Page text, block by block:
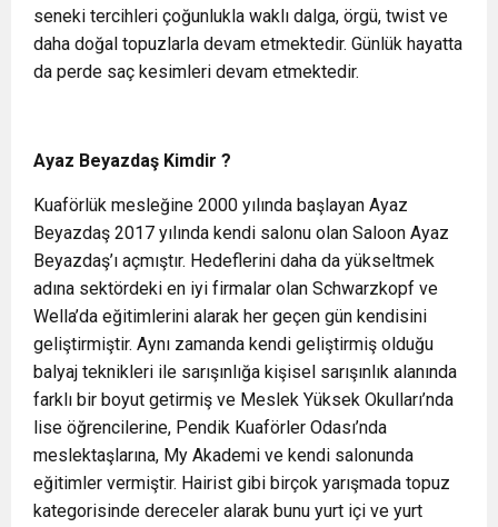
seneki tercihleri çoğunlukla waklı dalga, örgü, twist ve
daha doğal topuzlarla devam etmektedir. Günlük hayatta
da perde saç kesimleri devam etmektedir.
Ayaz Beyazdaş Kimdir ?
Kuaförlük mesleğine 2000 yılında başlayan Ayaz
Beyazdaş 2017 yılında kendi salonu olan Saloon Ayaz
Beyazdaş’ı açmıştır. Hedeflerini daha da yükseltmek
adına sektördeki en iyi firmalar olan Schwarzkopf ve
Wella’da eğitimlerini alarak her geçen gün kendisini
geliştirmiştir. Aynı zamanda kendi geliştirmiş olduğu
balyaj teknikleri ile sarışınlığa kişisel sarışınlık alanında
farklı bir boyut getirmiş ve Meslek Yüksek Okulları’nda
lise öğrencilerine, Pendik Kuaförler Odası’nda
meslektaşlarına, My Akademi ve kendi salonunda
eğitimler vermiştir. Hairist gibi birçok yarışmada topuz
kategorisinde dereceler alarak bunu yurt içi ve yurt